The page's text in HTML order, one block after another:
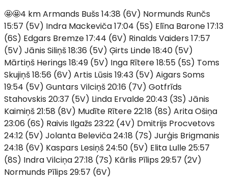
🤩🤩4 km Armands Bušs 14:38 (6V) Normunds Runčs
15:57 (5V) Indra Mackeviča 17:04 (5S) Elīna Barone 17:13
(6S) Edgars Bremze 17:44 (6V) Rinalds Vaiders 17:57
(5V) Jānis Siliņš 18:36 (5V) Ģirts Linde 18:40 (5V)
Mārtiņš Herings 18:49 (5V) Inga Rītere 18:55 (5S) Toms
Skujiņš 18:56 (6V) Artis Lūsis 19:43 (5V) Aigars Soms
19:54 (5V) Guntars Vilciņš 20:16 (7V) Gotfrīds
Stahovskis 20:37 (5V) Linda Ervalde 20:43 (3S) Jānis
Kaimiņš 21:58 (8V) Mudīte Rītere 22:18 (8S) Arita Ošiņa
23:06 (6S) Raivis Ilgažs 23:22 (4V) Dmitrijs Procvetovs
24:12 (5V) Jolanta Beleviča 24:18 (7S) Jurģis Brigmanis
24:18 (6V) Kaspars Lesiņš 24:50 (5V) Elita Lulle 25:57
(8S) Indra Vilciņa 27:18 (7S) Kārlis Pīlips 29:57 (2V)
Normunds Pīlips 29:57 (6V)